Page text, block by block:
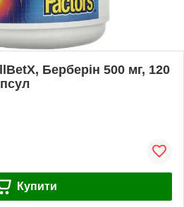
Берберін 500 мг, 120
Купити